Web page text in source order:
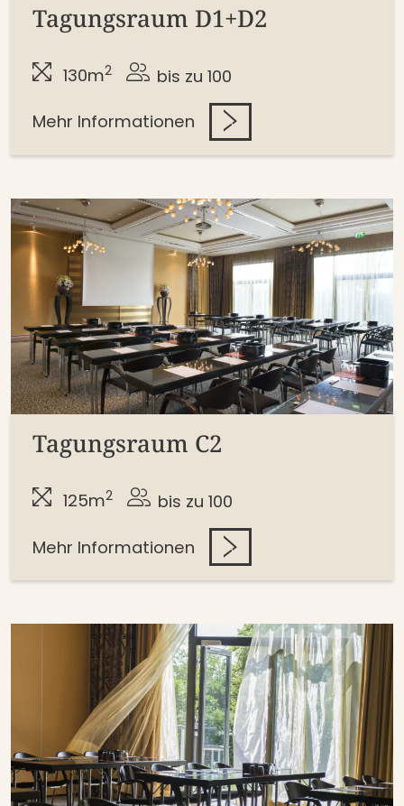
Tagungsraum D1+D2
130m2 bis zu 100
Mehr Informationen
Tagungsraum C2
125m2 bis zu 100
Mehr Informationen